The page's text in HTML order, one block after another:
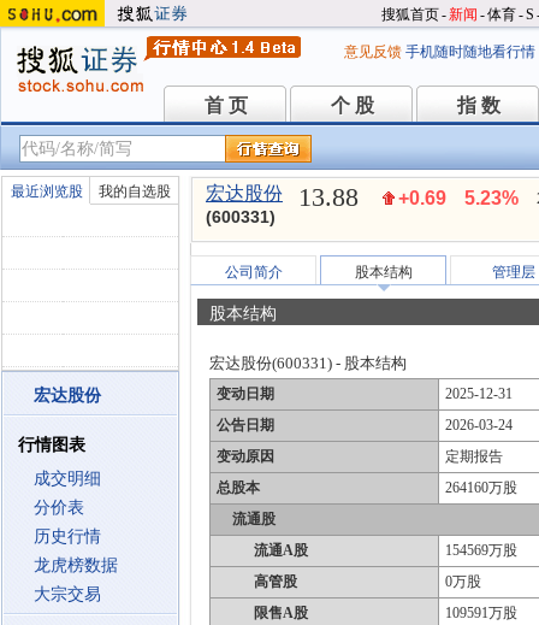
搜狐首页-新闻 -体育-S
意见反馈 手机随时随地看行情
首 页
首 页 个 股
个 股 指 数
指 数
最近浏览股 我的自选股
宏达股份
行情图表
成交明细
分价表
历史行情
龙虎榜数据
大宗交易
宏达股份
(600331)
13.88 +0.69 5.23%
公司简介 股本结构 管理层
股本结构
宏达股份(600331) - 股本结构
变动日期
2025-12-31
公告日期
2026-03-24
变动原因
定期报告
总股本
264160万股
流通股
流通A股
154569万股
高管股
0万股
限售A股
109591万股